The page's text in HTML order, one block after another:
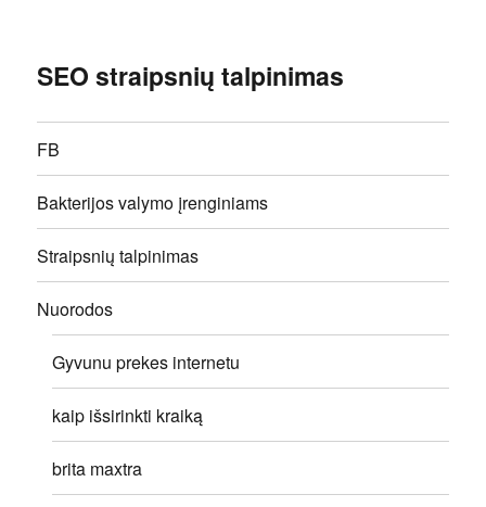
SEO straipsnių talpinimas
FB
Bakterijos valymo įrenginiams
Straipsnių talpinimas
Nuorodos
Gyvunu prekes internetu
kaip išsirinkti kraiką
brita maxtra